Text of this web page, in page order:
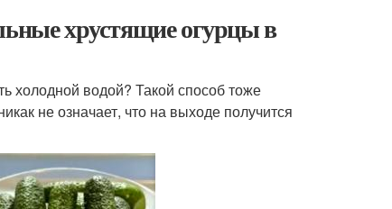
хрустящие огурцы в
холодной водой? Такой способ тоже
не означает, что на выходе получится